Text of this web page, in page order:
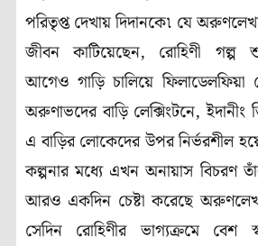
পরিতৃপ্ত দেখায় দিদানকে৷ যে
জীবন কাটিয়েছেন, রোহিণী গল্প
আগেও গাড়ি চালিয়ে
অরুণাভদের বাড়ি লেক্সিংটনে, ইদানীং
এ বাড়ির লোকেদের উপর নির্ভরশীল
কল্পনার মধ্যে এখন অনায়াস বিচরণ
আরও একদিন চেষ্টা করেছে
সেদিন রোহিণীর ভাগ্যক্রমে বেশ